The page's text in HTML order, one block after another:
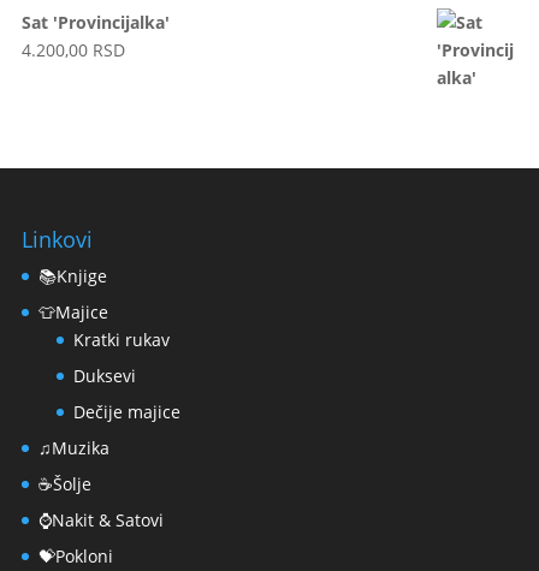
Sat 'Provincijalka'
4.200,00 RSD
Linkovi
📚Knjige
👕Majice
Kratki rukav
Duksevi
Dečije majice
♫Muzika
☕Šolje
⌚Nakit & Satovi
💝Pokloni